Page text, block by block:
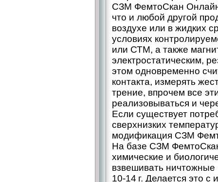
СЗМ ФемтоСкан Онлайн
что и любой другой
воздухе или в жидких
условиях
или СТМ, а также
электростатическим,
этом одновременно
контакта, измерять
трение, впрочем все
реализовываться и
Если существует
сверхнизких
модификация СЗМ
На базе СЗМ
химические и
взвешивать ничтожные
10-14 г. Делается это